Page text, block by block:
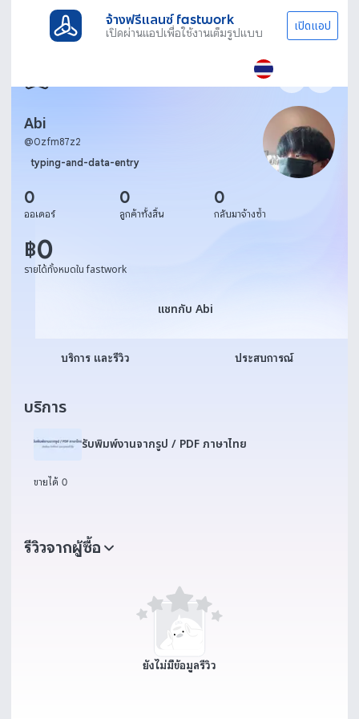
จ้างฟรีแลนซ์ fastwork
เปิดผ่านแอปเพื่อใช้งานเต็มรูปแบบ เปิดแอป
Abi
@0zfm87z2
typing-and-data-entry
0
ออเดอร์
0
ลูกค้าทั้งสิ้น
0
กลับมาจ้างซ้ำ
฿0
รายได้ทั้งหมดใน fastwork
แชทกับ Abi
บริการ และรีวิว ประสบการณ์
บริการ
รับพิมพ์งานจากรูป / PDF ภาษาไทย
ขายได้ 0
รีวิวจากผู้ซื้อ
ยังไม่มีข้อมูลรีวิว